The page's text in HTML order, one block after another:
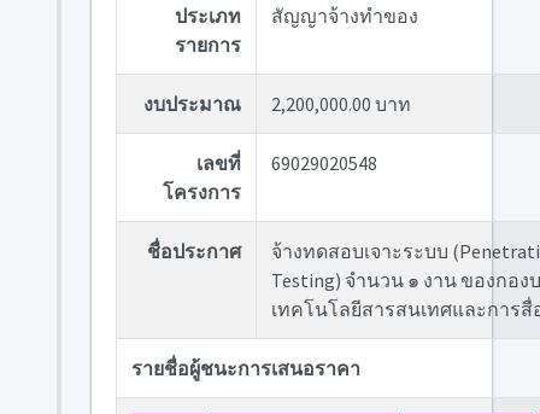
ประเภท
รายการ
สัญญาจ้างทำของ
งบประมาณ 2,200,000.00 บาท
เลขที่
โครงการ
69029020548
ชื่อประกาศ
จ้างทดสอบเจาะระบบ
Testing) จำนวน ๑ งาน ของกอง
เทคโนโลยีสารสนเทศและการสื่
รายชื่อผู้ชนะการเสนอราคา